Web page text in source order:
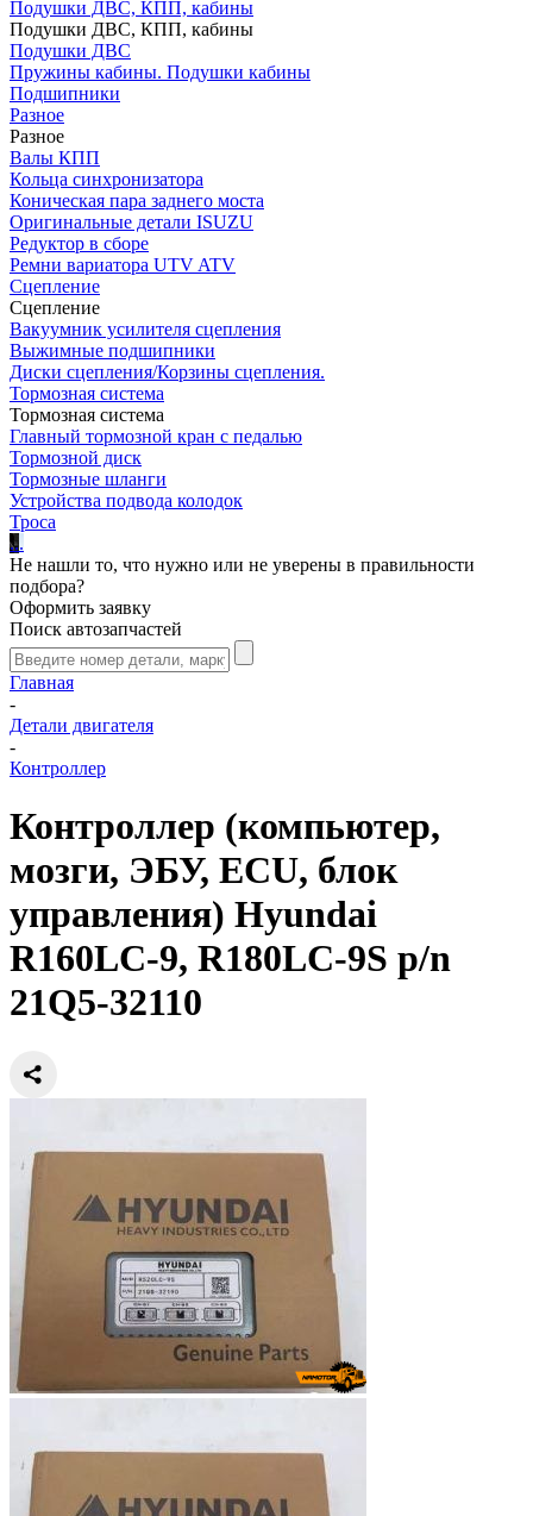
Подушки ДВС, КПП, кабины
Подушки ДВС, КПП, кабины
Подушки ДВС
Пружины кабины. Подушки кабины
Подшипники
Разное
Разное
Валы КПП
Кольца синхронизатора
Коническая пара заднего моста
Оригинальные детали ISUZU
Редуктор в сборе
Ремни вариатора UTV ATV
Сцепление
Сцепление
Вакуумник усилителя сцепления
Выжимные подшипники
Диски сцепления/Корзины сцепления.
Тормозная система
Тормозная система
Главный тормозной кран с педалью
Тормозной диск
Тормозные шланги
Устройства подвода колодок
Троса
...
Не нашли то, что нужно или не уверены в правильности
подбора?
Оформить заявку
Поиск автозапчастей
Главная
-
Детали двигателя
-
Контроллер
Контроллер (компьютер,
мозги, ЭБУ, ECU, блок
управления) Hyundai
R160LC-9, R180LC-9S p/n
21Q5-32110